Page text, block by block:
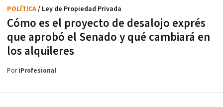
Cómo es el proyecto de desalojo exprés
que aprobó el Senado y qué cambiará en
los alquileres
POLÍTICA/ Ley de Propiedad Privada
PoriProfesional